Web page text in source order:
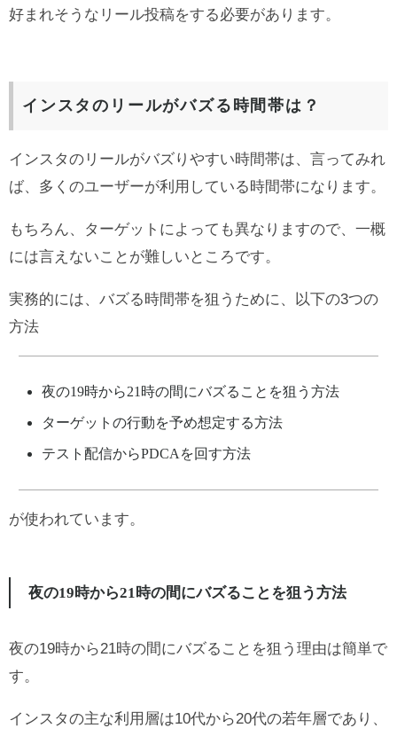
好まれそうなリール投稿をする必要があります。
インスタのリールがバズる時間帯は？
インスタのリールがバズりやすい時間帯は、言ってみれ
ば、多くのユーザーが利用している時間帯になります。
もちろん、ターゲットによっても異なりますので、一概
には言えないことが難しいところです。
実務的には、バズる時間帯を狙うために、以下の3つの
方法
夜の19時から21時の間にバズることを狙う方法
ターゲットの行動を予め想定する方法
テスト配信からPDCAを回す方法
が使われています。
夜の19時から21時の間にバズることを狙う方法
夜の19時から21時の間にバズることを狙う理由は簡単で
す。
インスタの主な利用層は10代から20代の若年層であり、